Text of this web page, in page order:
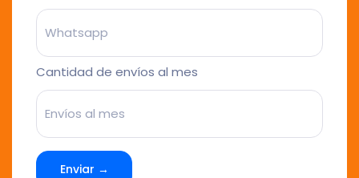
Cantidad de envíos al mes
Enviar →